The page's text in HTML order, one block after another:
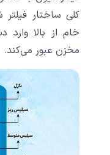
کلی ساختار
خام از بالا وارد
مخزن عبور می‌کند.